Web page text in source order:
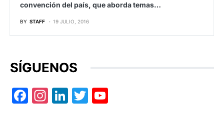
convención del país, que aborda temas…
BY STAFF 19 JULIO, 2016
SÍGUENOS
Facebook
Instagram
LinkedIn
Twitter